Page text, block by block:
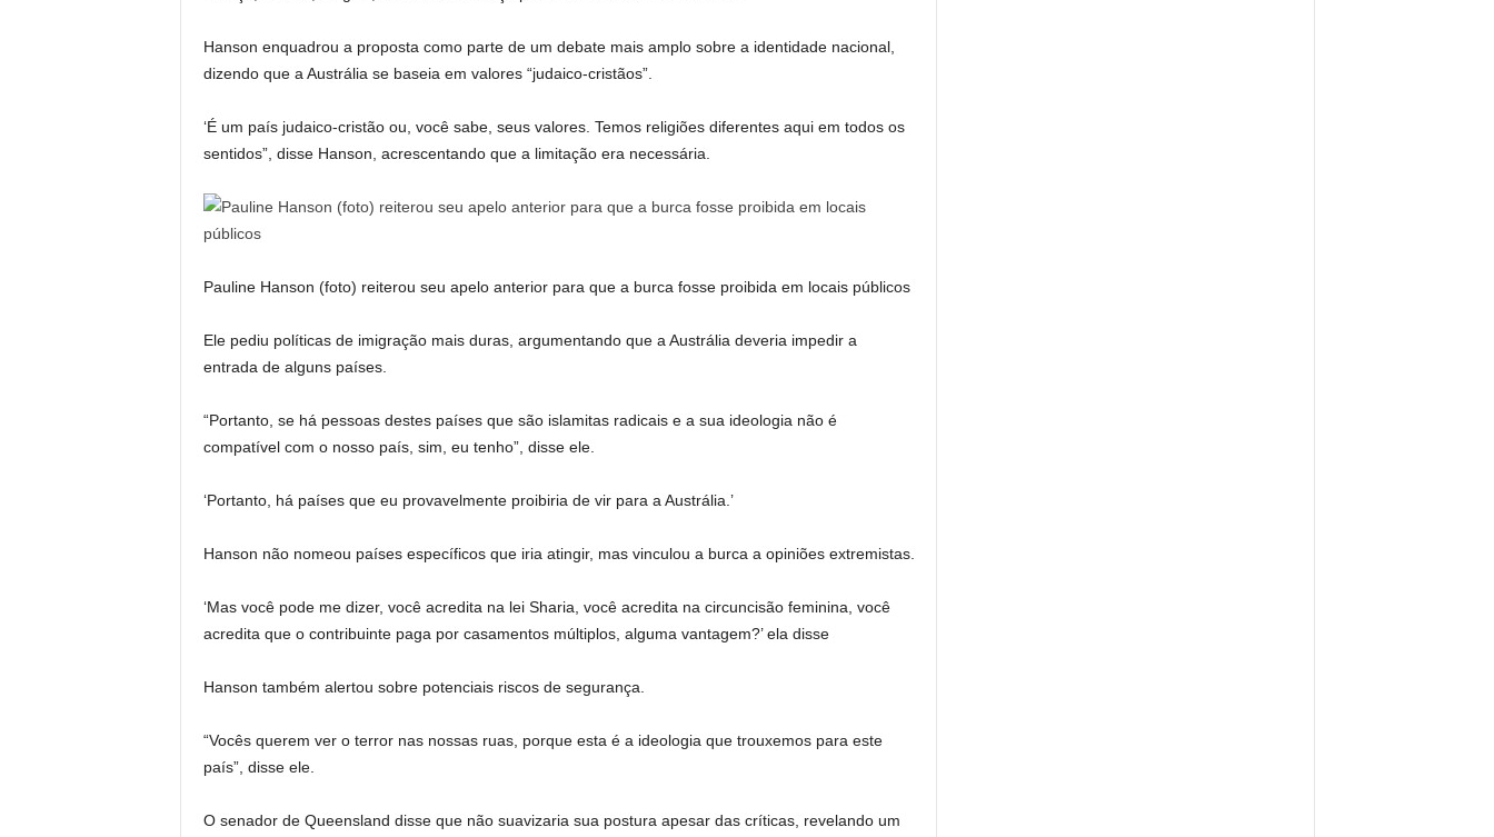
Hanson enquadrou a proposta como parte de um debate mais amplo sobre a identidade nacional,
dizendo que a Austrália se baseia em valores “judaico-cristãos”.
‘É um país judaico-cristão ou, você sabe, seus valores. Temos religiões diferentes aqui em todos os
sentidos”, disse Hanson, acrescentando que a limitação era necessária.
Pauline Hanson (foto) reiterou seu apelo anterior para que a burca fosse proibida em locais públicos
Ele pediu políticas de imigração mais duras, argumentando que a Austrália deveria impedir a
entrada de alguns países.
“Portanto, se há pessoas destes países que são islamitas radicais e a sua ideologia não é
compatível com o nosso país, sim, eu tenho”, disse ele.
‘Portanto, há países que eu provavelmente proibiria de vir para a Austrália.’
Hanson não nomeou países específicos que iria atingir, mas vinculou a burca a opiniões extremistas.
‘Mas você pode me dizer, você acredita na lei Sharia, você acredita na circuncisão feminina, você
acredita que o contribuinte paga por casamentos múltiplos, alguma vantagem?’ ela disse
Hanson também alertou sobre potenciais riscos de segurança.
“Vocês querem ver o terror nas nossas ruas, porque esta é a ideologia que trouxemos para este
país”, disse ele.
O senador de Queensland disse que não suavizaria sua postura apesar das críticas, revelando um